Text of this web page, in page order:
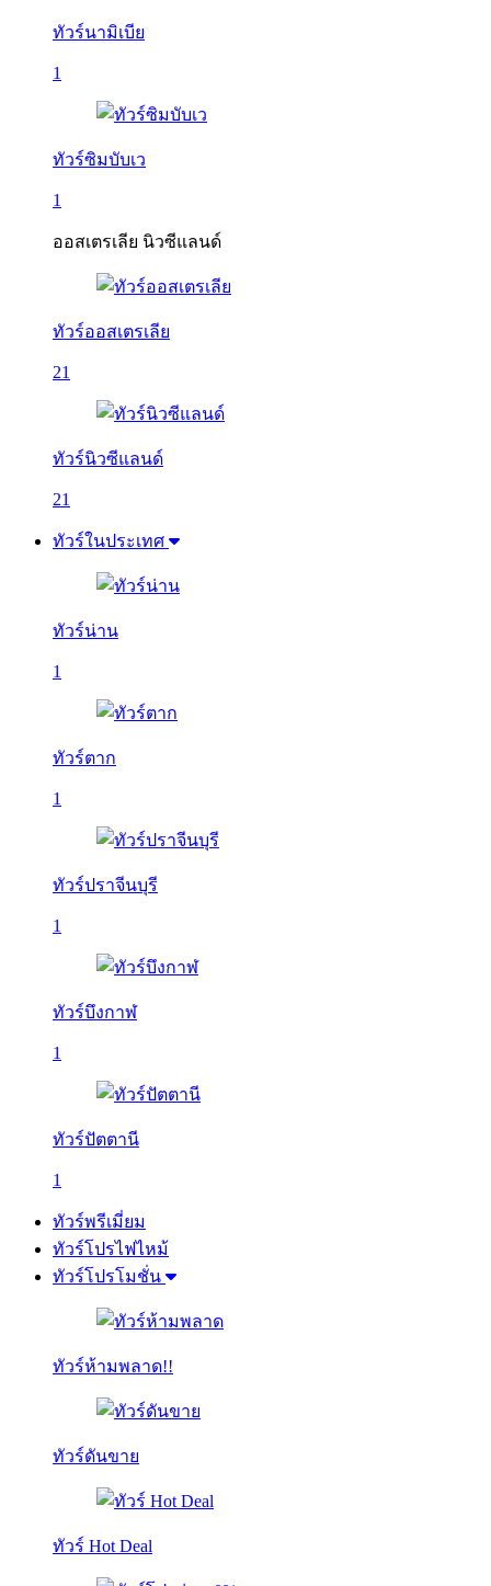
ทัวร์นามิเบีย
1
ทัวร์ซิมบับเว
1
ออสเตรเลีย นิวซีแลนด์
ทัวร์ออสเตรเลีย
21
ทัวร์นิวซีแลนด์
21
ทัวร์ในประเทศ
ทัวร์น่าน
1
ทัวร์ตาก
1
ทัวร์ปราจีนบุรี
1
ทัวร์บึงกาฬ
1
ทัวร์ปัตตานี
1
ทัวร์พรีเมี่ยม
ทัวร์โปรไฟไหม้
ทัวร์โปรโมชั่น
ทัวร์ห้ามพลาด!!
ทัวร์ดันขาย
ทัวร์ Hot Deal